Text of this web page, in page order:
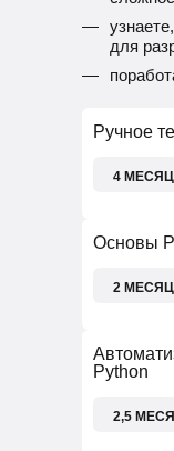
для
Ручное
4
ТЕОРИЯ
БАГ-
SQL
Основы
2
Python
2,5